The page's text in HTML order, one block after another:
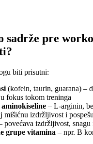
sadrže pre
biti prisutni:
(kofein, taurin, guarana) –
fokus tokom treninga
– L-arginin,
mišićnu izdržljivost i
povećava izdržljivost, snagu
grupe vitamina – npr. B